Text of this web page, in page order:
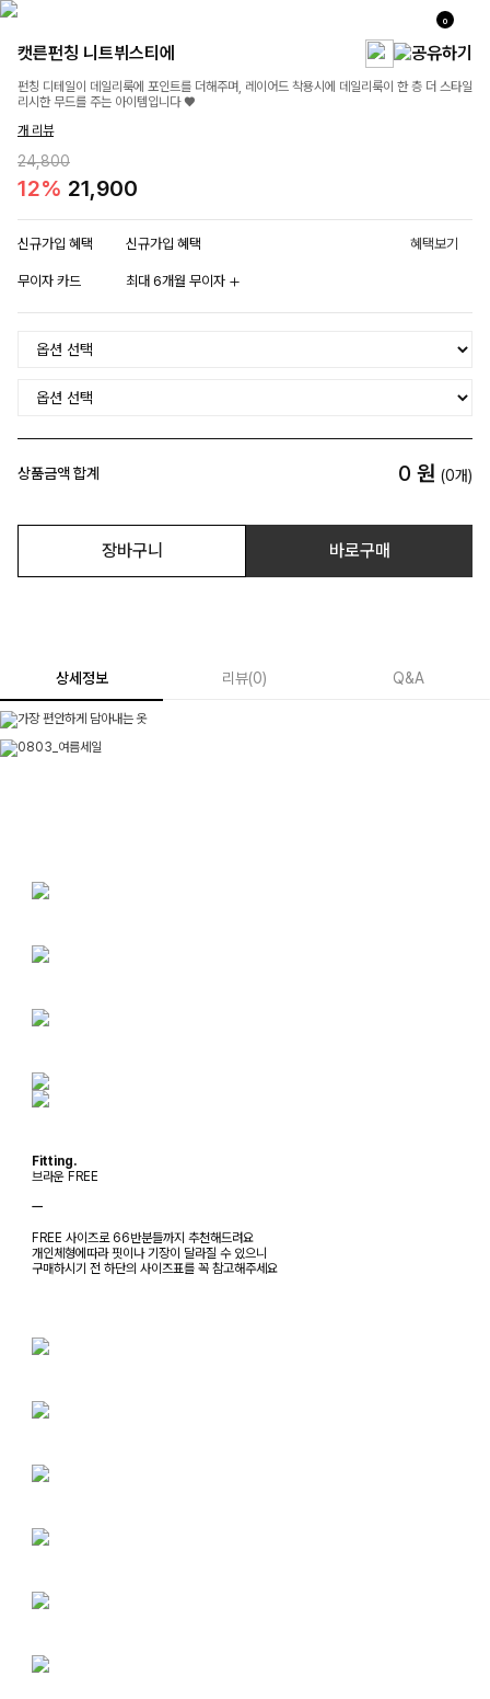
0
캣른펀칭 니트뷔스티에
펀칭 디테일이 데일리룩에 포인트를 더해주며, 레이어드 착용시에 데일리룩이 한 층 더 스타일
리시한 무드를 주는 아이템입니다 ♥
개 리뷰
24,800
12% 21,900
신규가입 혜택 신규가입 혜택 혜택보기
무이자 카드 최대 6개월 무이자
상품금액 합계 0 원 (0개)
장바구니 바로구매
상세정보 리뷰(0) Q&A
Fitting.
브라운 FREE
ㅡ
FREE 사이즈로 66반분들까지 추천해드려요
개인체형에따라 핏이나 기장이 달라질 수 있으니
구매하시기 전 하단의 사이즈표를 꼭 참고해주세요